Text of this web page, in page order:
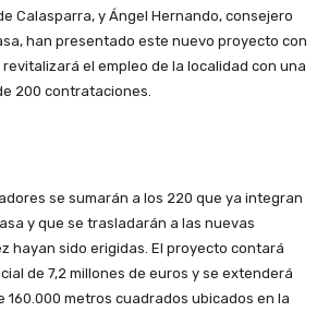
Calasparra, y Ángel Hernando, consejero
han presentado este nuevo proyecto con
el empleo de la localidad con una
200 contrataciones.
se sumarán a los 220 que ya integran
y que se trasladarán a las nuevas
hayan sido erigidas. El proyecto contará
de 7,2 millones de euros y se extenderá
160.000 metros cuadrados ubicados en la